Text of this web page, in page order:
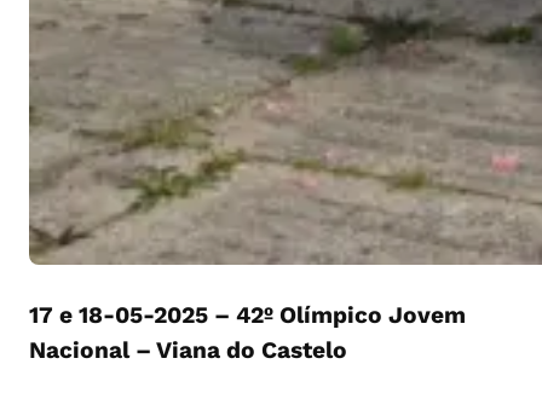
17 e 18-05-2025 – 42º Olímpico Jovem
Nacional – Viana do Castelo